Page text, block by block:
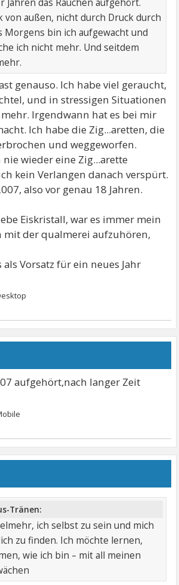
Jahren das Rauchen aufgehört.
von außen, nicht durch Druck durch
Morgens bin ich aufgewacht und
ich nicht mehr. Und seitdem
genauso. Ich habe viel geraucht,
und in stressigen Situationen
Irgendwann hat es bei mir
Ich habe die Zig...aretten, die
und weggeworfen.
wieder eine Zig...arette
kein Verlangen danach verspürt.
also vor genau 18 Jahren.
Eiskristall, war es immer mein
mit der qualmerei aufzuhören,
Vorsatz für ein neues Jahr
aufgehört,nach langer Zeit
Tränen:
ich selbst zu sein und mich
zu finden. Ich möchte lernen,
wie ich bin – mit all meinen